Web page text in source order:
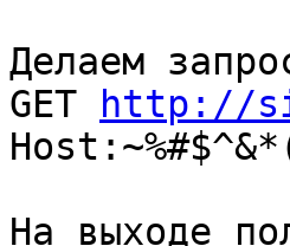
Делаем
GET
http://
На выходе